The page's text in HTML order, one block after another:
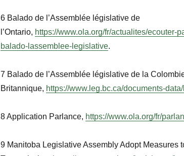
6 Balado de l’Assemblée législative de
l’Ontario, https://www.ola.org/fr/actualites/ecouter-
balado-lassemblee-legislative.
7 Balado de l’Assemblée législative de la
Britannique, https://www.leg.bc.ca/documents-
8 Application Parlance, https://www.ola.org/fr/
9 Manitoba Legislative Assembly Adopt Measures